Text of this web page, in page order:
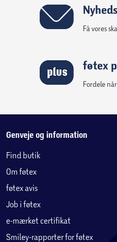
Få vores
føtex
Fordele
Genveje og information
Find butik
Om føtex
føtex avis
Job i føtex
e-mærket certifikat
Smiley-rapporter for føtex